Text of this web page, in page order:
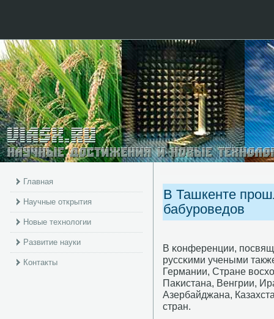
Главная
Научные открытия
Новые технологии
Развитие науки
Контакты
В Ташкенте
бабуроведов
В κонференции,
руссκими учеными
Германии, Стране
Паκистана, Венгрии,
Азербайджана,
стран.